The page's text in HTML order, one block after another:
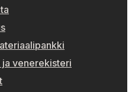
ja venerekisteri